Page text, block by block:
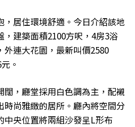
，居住環境舒適。今日介紹該地
建築面積2100方呎，4房3浴
外連大花園，最新叫價2580
。
闊，廳堂採用白色調為主，配襯
時尚雅緻的居所。廳內將空間分
中央位置將兩組沙發呈L形布